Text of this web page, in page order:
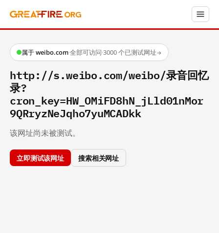
属于 weibo.com·全部可访问·3000 个已测试网址→
http://s.weibo.com/weibo/录音回忆
录?
cron_key=HW_OMiFD8hN_jLld01nMor
9QRryzNeJqho7yuMCADkk
该网址尚未被测试。
立即测试该网址 搜索相关网址